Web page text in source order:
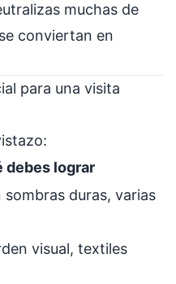
muchas de
conviertan en
para una visita
debes lograr
sombras duras, varias
visual, textiles